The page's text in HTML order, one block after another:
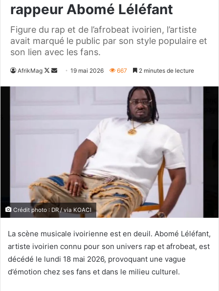
rappeur Abomé Léléfant
Figure du rap et de l’afrobeat ivoirien, l’artiste
avait marqué le public par son style populaire et
son lien avec les fans.
AfrikMag
Follow
Envoyer19 mai 2026 667 2 minutes de lecture
Crédit photo : DR / via KOACI
La scène musicale ivoirienne est en deuil. Abomé Léléfant,
artiste ivoirien connu pour son univers rap et afrobeat, est
décédé le lundi 18 mai 2026, provoquant une vague
d’émotion chez ses fans et dans le milieu culturel.